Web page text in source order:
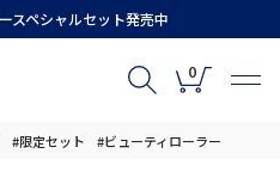
スペシャルセット発売中
0
#限定セット #ビューティローラー